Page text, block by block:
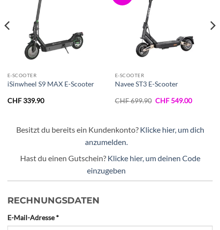
E-SCOOTER
iSinwheel S9 MAX E-Scooter
CHF339.90
E-SCOOTER
Navee ST3 E-Scooter
CHF699.90 Ursprünglicher
CHF549.00Aktueller
Besitzt du bereits ein Kundenkonto? Klicke hier, um dich
anzumelden.
Hast du einen Gutschein? Klicke hier, um deinen Code
einzugeben
RECHNUNGSDATEN
E-Mail-Adresse*